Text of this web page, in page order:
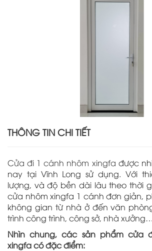
THÔNG TIN CHI TIẾT
Cửa đi 1 cánh nhôm xingfa được
nay tại Vĩnh Long sử dụng. Với
lượng, và độ bền dài lâu theo thời
cửa nhôm xingfa 1 cánh đơn giản,
không gian từ nhà ở đến văn
trình công trình, công sở, nhà xưởng…
Nhìn chung, các sản phẩm cửa
xingfa có đặc điểm: